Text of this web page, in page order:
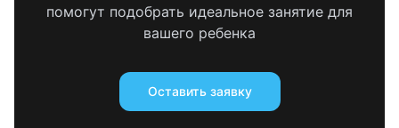
помогут подобрать идеальное занятие для
вашего ребенка
Оставить заявку